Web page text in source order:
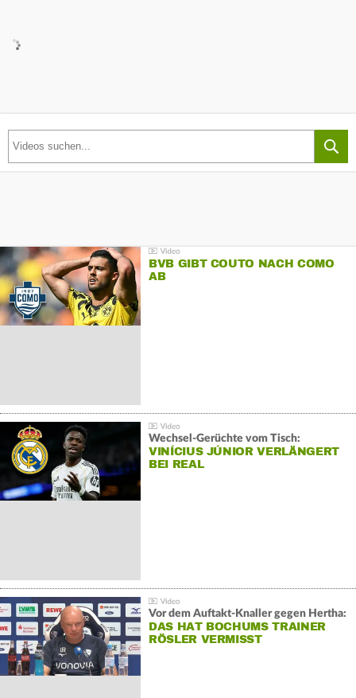
BVB GIBT COUTO NACH COMO
AB
Wechsel-Gerüchte vom Tisch:
VINÍCIUS JÚNIOR VERLÄNGERT
BEI REAL
Vor dem Auftakt-Knaller gegen Hertha:
DAS HAT BOCHUMS TRAINER
RÖSLER VERMISST